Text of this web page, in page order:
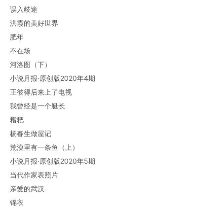
误入歧途
洪霞的美好世界
肥年
不在场
河洛图（下）
小说月报·原创版2020年4期
王彼得后来上了电视
我曾经是一个艇长
糌粑
杨春生做屋记
荒漠里有一条鱼（上）
小说月报·原创版2020年5期
当代作家表照片
亲爱的武汉
锦衣